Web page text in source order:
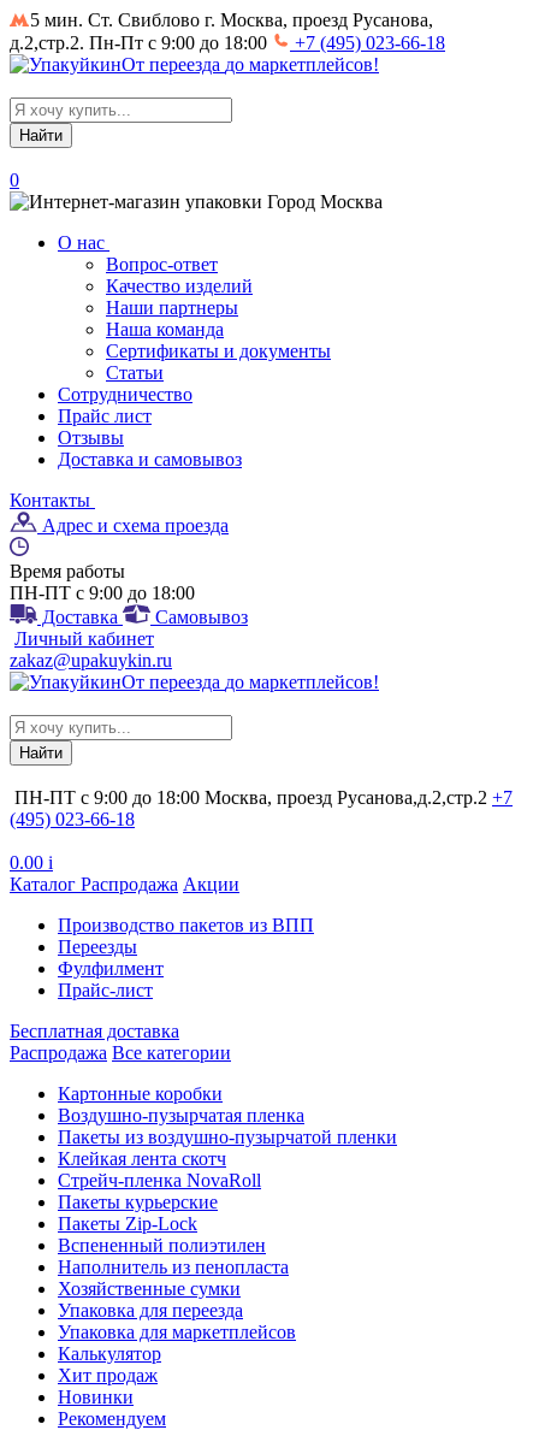
5 мин. Ст. Свиблово г. Москва, проезд Русанова,
д.2,стр.2. Пн-Пт с 9:00 до 18:00
+7 (495) 023-66-18
От переезда до маркетплейсов!
Search
for:
0
Город Москва
О нас
Вопрос-ответ
Качество изделий
Наши партнеры
Наша команда
Сертификаты и документы
Статьи
Сотрудничество
Прайс лист
Отзывы
Доставка и самовывоз
Контакты
Адрес и схема проезда
Время работы
ПН-ПТ с 9:00 до 18:00
Доставка
Самовывоз
Личный кабинет
zakaz@upakuykin.ru
От переезда до маркетплейсов!
Search
for:
ПН-ПТ с 9:00 до 18:00 Москва, проезд Русанова,д.2,стр.2 +7
(495) 023-66-18
0.00 i
Каталог Распродажа Акции
Производство пакетов из ВПП
Переезды
Фулфилмент
Прайс-лист
Бесплатная доставка
Распродажа Все категории
Картонные коробки
Воздушно-пузырчатая пленка
Пакеты из воздушно-пузырчатой пленки
Клейкая лента скотч
Стрейч-пленка NovaRoll
Пакеты курьерские
Пакеты Zip-Lock
Вспененный полиэтилен
Наполнитель из пенопласта
Хозяйственные сумки
Упаковка для переезда
Упаковка для маркетплейсов
Калькулятор
Хит продаж
Новинки
Рекомендуем